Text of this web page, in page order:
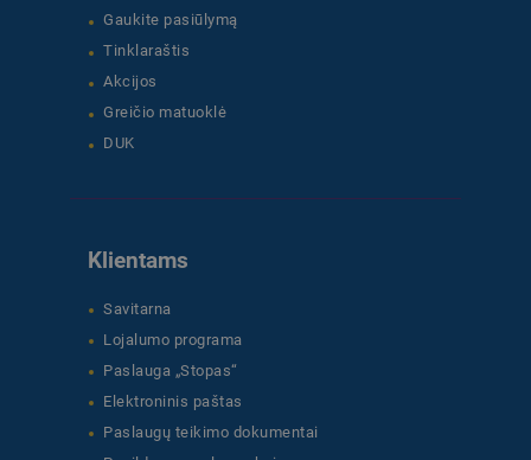
Gaukite pasiūlymą
Tinklaraštis
Akcijos
Greičio matuoklė
DUK
Klientams
Savitarna
Lojalumo programa
Paslauga „Stopas“
Elektroninis paštas
Paslaugų teikimo dokumentai